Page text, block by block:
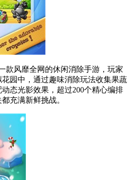
款风靡全网的休闲消除手游，玩家
园中，通过趣味消除玩法收集果蔬
态光影效果，超过200个精心编排
充满新鲜挑战。